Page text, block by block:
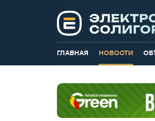
ГЛАВНАЯ НОВОСТИ